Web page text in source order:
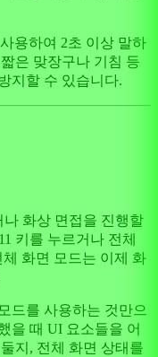
용하여 2초 이상 말하
은 맞장구나 기침 등
지할 수 있습니다.
화상 면접을 진행할
키를 누르거나 전체
화면 모드는 이제 화
드를 사용하는 것만으
을 때 UI 요소들을 어
지, 전체 화면 상태를